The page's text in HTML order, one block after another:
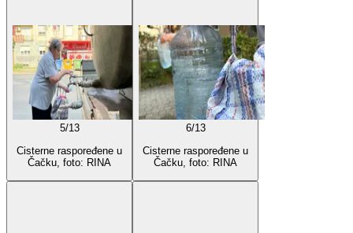
5/13
Cisterne raspoređene u
Čačku, foto: RINA
6/13
Cisterne raspoređene u
Čačku, foto: RINA